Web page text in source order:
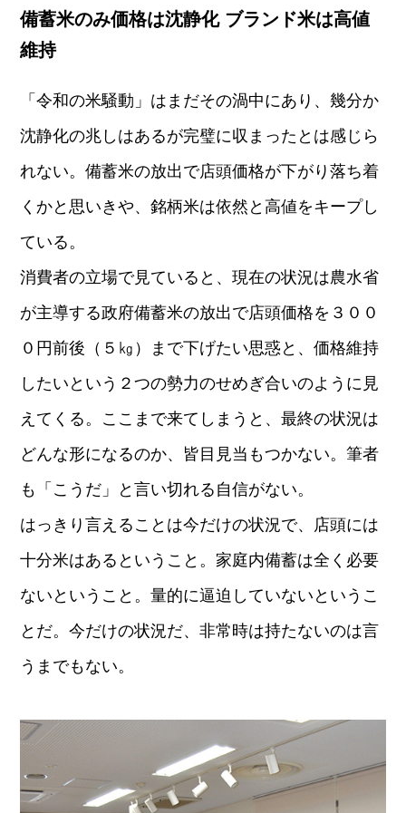
備蓄米のみ価格は沈静化 ブランド米は高値
維持
「令和の米騒動」はまだその渦中にあり、幾分か
沈静化の兆しはあるが完璧に収まったとは感じら
れない。備蓄米の放出で店頭価格が下がり落ち着
くかと思いきや、銘柄米は依然と高値をキープし
ている。
消費者の立場で見ていると、現在の状況は農水省
が主導する政府備蓄米の放出で店頭価格を３００
０円前後（５㎏）まで下げたい思惑と、価格維持
したいという２つの勢力のせめぎ合いのように見
えてくる。ここまで来てしまうと、最終の状況は
どんな形になるのか、皆目見当もつかない。筆者
も「こうだ」と言い切れる自信がない。
はっきり言えることは今だけの状況で、店頭には
十分米はあるということ。家庭内備蓄は全く必要
ないということ。量的に逼迫していないというこ
とだ。今だけの状況だ、非常時は持たないのは言
うまでもない。